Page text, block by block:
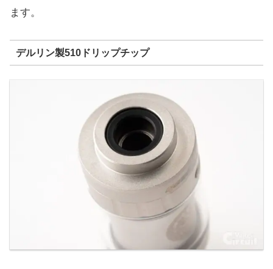
ます。
デルリン製510ドリップチップ